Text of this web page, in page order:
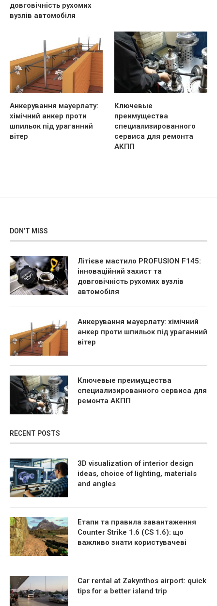
довговічність рухомих
вузлів автомобіля
Анкерування мауерлату:
хімічний анкер проти
шпильок під ураганний
вітер
Ключевые
преимущества
специализированного
сервиса для ремонта
АКПП
DON’T MISS
Літієве мастило PROFUSION F145:
інноваційний захист та
довговічність рухомих вузлів
автомобіля
Анкерування мауерлату: хімічний
анкер проти шпильок під ураганний
вітер
Ключевые преимущества
специализированного сервиса для
ремонта АКПП
RECENT POSTS
3D visualization of interior design
ideas, choice of lighting, materials
and angles
Етапи та правила завантаження
Counter Strike 1.6 (CS 1.6): що
важливо знати користувачеві
Car rental at Zakynthos airport: quick
tips for a better island trip